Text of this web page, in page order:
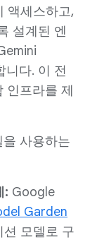
액세스하고,
설계된 엔
다. 이 전
인프라를 제
사용하는
: Google
Garden
모델로 구